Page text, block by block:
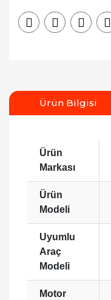
Ürün Bilgisi
Ürün
Markası
Ürün
Modeli
Uyumlu
Araç
Modeli
Motor